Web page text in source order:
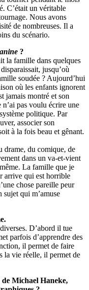
C’était un véritable
Nous avons
de nombreuses. Il a
du scénario.
?
la famille dans quelques
jusqu’où
soudée ? Aujourd’hui
où les enfants ignorent
jamais montré et son
pas voulu écrire une
politique. Par
associer son
à la fois beau et gênant.
drame, du comique, de
dans un va-et-vient
La famille que je
arrive qui est horrible
chose pareille peur
qui m’amuse
D’abord il tue
parfois d’apprendre des
il permet de faire
la vie réelle, il permet de
Michael Haneke,